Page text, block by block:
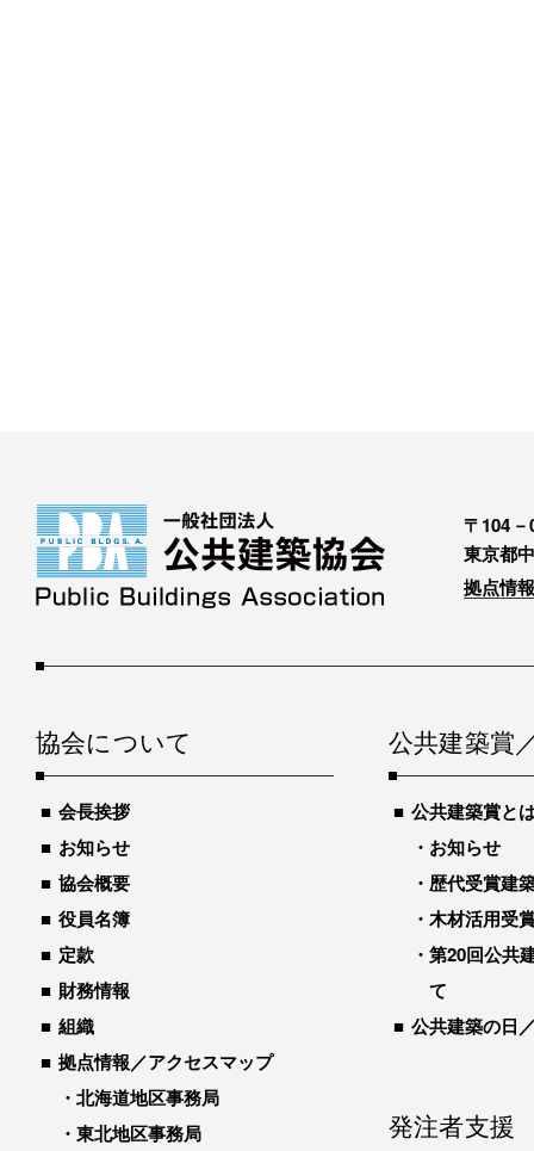
〒104－
東京都
拠点情
協会について
会長挨拶
お知らせ
協会概要
役員名簿
定款
財務情報
組織
拠点情報／アクセスマップ
北海道地区事務局
東北地区事務局
公共建築賞
公共建築賞と
お知らせ
歴代受賞建
木材活用受
第20回公共
て
公共建築の日
発注者支援